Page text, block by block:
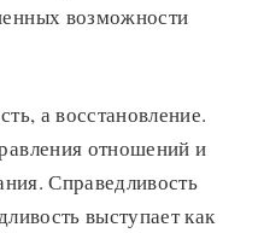
возможности
а восстановление.
отношений и
Справедливость
выступает как